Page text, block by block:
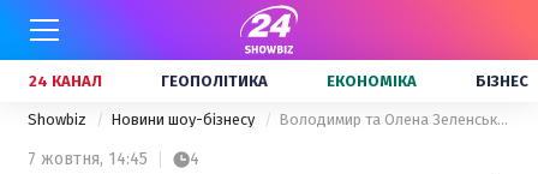
24 КАНАЛ ГЕОПОЛІТИКА ЕКОНОМІКА БІЗНЕС
Showbiz Новини шоу-бізнесу Володимир та Олена Зеленські прибули у Лондон: фото зустрічі з королівськими нащадками
7 жовтня, 14:45 4